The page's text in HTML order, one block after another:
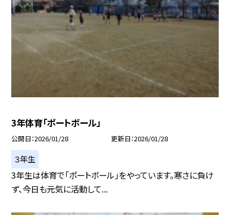
3年体育「ポートボール」
公開日 2026/01/28 更新日 2026/01/28
３年生
3年生は体育で「ポートボール」をやっています。寒さに負け
ず、今日も元気に活動して...